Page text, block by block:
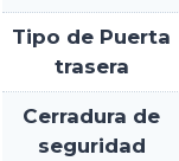
Tipo de Puerta
trasera
Cerradura de
seguridad